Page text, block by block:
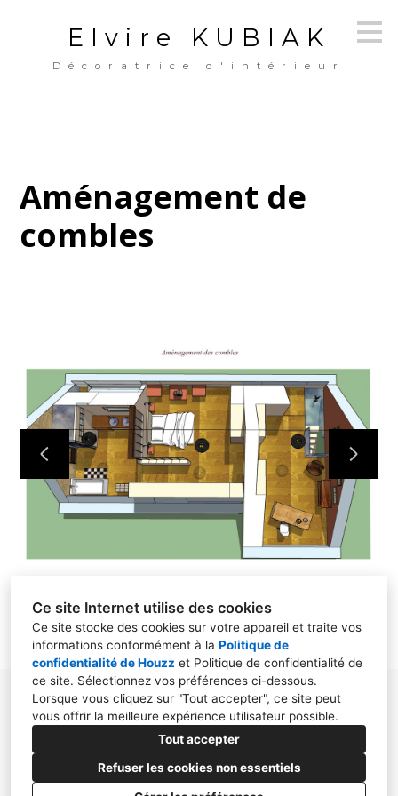
Ce site Internet utilise des cookies
Ce site stocke des cookies sur votre appareil et traite vos
informations conformément à la Politique de
confidentialité de Houzz et Politique de confidentialité de
ce site. Sélectionnez vos préférences ci-dessous.
Lorsque vous cliquez sur "Tout accepter", ce site peut
vous offrir la meilleure expérience utilisateur possible.
Tout accepter
Refuser les cookies non essentiels
principal
Elvire KUBIAK
Décoratrice d'intérieur
PAGE D'ACCUEIL
PROJETS
À PROPOS
CONTACT
Aménagement de
combles
41300 La Ferté Imbault 75016 Paris
06 86 36 40 40